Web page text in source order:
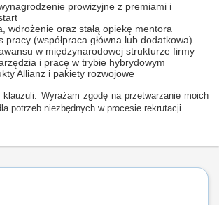
prowizyjne z premiami i
wdrożenie oraz stałą opiekę mentora
pracy (współpraca główna lub dodatkowa)
w międzynarodowej strukturze firmy
i pracę w trybie hybrydowym
Allianz i pakiety rozwojowe
klauzuli: Wyrażam zgodę na przetwarzanie moich
potrzeb niezbędnych w procesie rekrutacji.